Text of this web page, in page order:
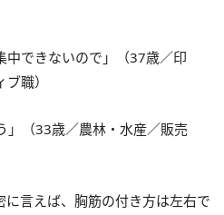
中できないので」（37歳／印
職）
」（33歳／農林・水産／販売
に言えば、胸筋の付き方は左右で